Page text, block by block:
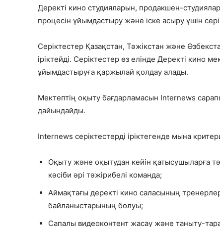
Деректі кино студияларын, продакшен-
процесін ұйымдастыру және іске асыру үшін
Серіктестер Қазақстан, Тәжікстан және
іріктейді. Серіктестер өз елінде Деректі кино
ұйымдастыруға қаржылай қолдау алады.
Мектептің оқыту бағдарламасын Internews
дайындайды.
Internews серіктестерді іріктегенде мына
Оқыту және оқытудан кейін қатысушыларға
кәсіби әрі тәжірибелі команда;
Аймақтағы деректі кино саласының
байланыстарының болуы;
Сапалы видеоконтент жасау және таныту-